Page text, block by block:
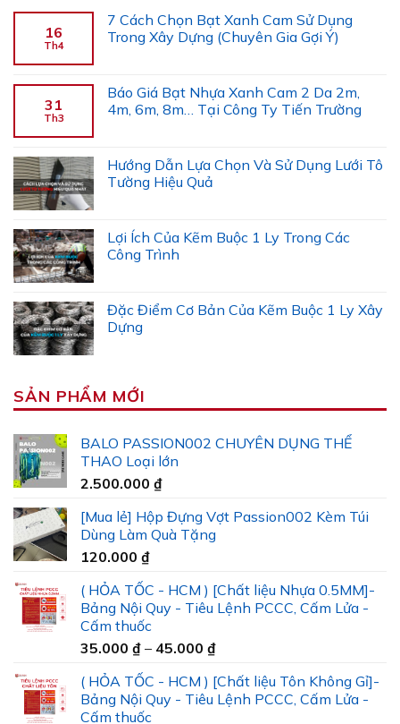
16
Th4
7 Cách Chọn Bạt Xanh Cam Sử Dụng
Trong Xây Dựng (Chuyên Gia Gợi Ý)
31
Th3
Báo Giá Bạt Nhựa Xanh Cam 2 Da 2m,
4m, 6m, 8m… Tại Công Ty Tiến Trường
Hướng Dẫn Lựa Chọn Và Sử Dụng Lưới Tô
Tường Hiệu Quả
Lợi Ích Của Kẽm Buộc 1 Ly Trong Các
Công Trình
Đặc Điểm Cơ Bản Của Kẽm Buộc 1 Ly Xây
Dựng
SẢN PHẨM MỚI
BALO PASSION002 CHUYÊN DỤNG THỂ
THAO Loại lớn
2.500.000 ₫
[Mua lẻ] Hộp Đựng Vợt Passion002 Kèm Túi
Dùng Làm Quà Tặng
120.000 ₫
( HỎA TỐC - HCM ) [Chất liệu Nhựa 0.5MM]-
Bảng Nội Quy - Tiêu Lệnh PCCC, Cấm Lửa -
Cấm thuốc
35.000 ₫ – 45.000 ₫Khoảng
từ
35.000 ₫
( HỎA TỐC - HCM ) [Chất liệu Tôn Không Gỉ]-
Bảng Nội Quy - Tiêu Lệnh PCCC, Cấm Lửa -
Cấm thuốc